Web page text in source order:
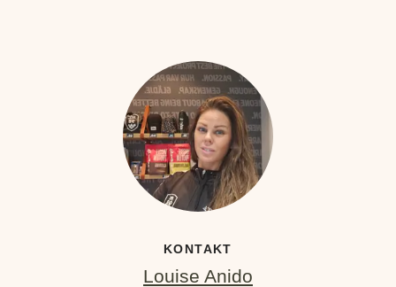
KONTAKT
Louise Anido